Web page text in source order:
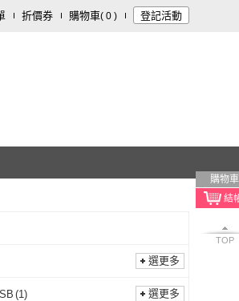
折價券 購物車( 0 ) 登記活動
購物車
TOP
選更多
(1) 選更多